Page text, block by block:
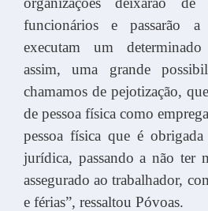
funcionários e passarão
executam um
assim, uma grande
chamamos de pejotização,
de pessoa física como
pessoa física que é
jurídica, passando a não ter
assegurado ao trabalhador,
e férias”, ressaltou Póvoas.